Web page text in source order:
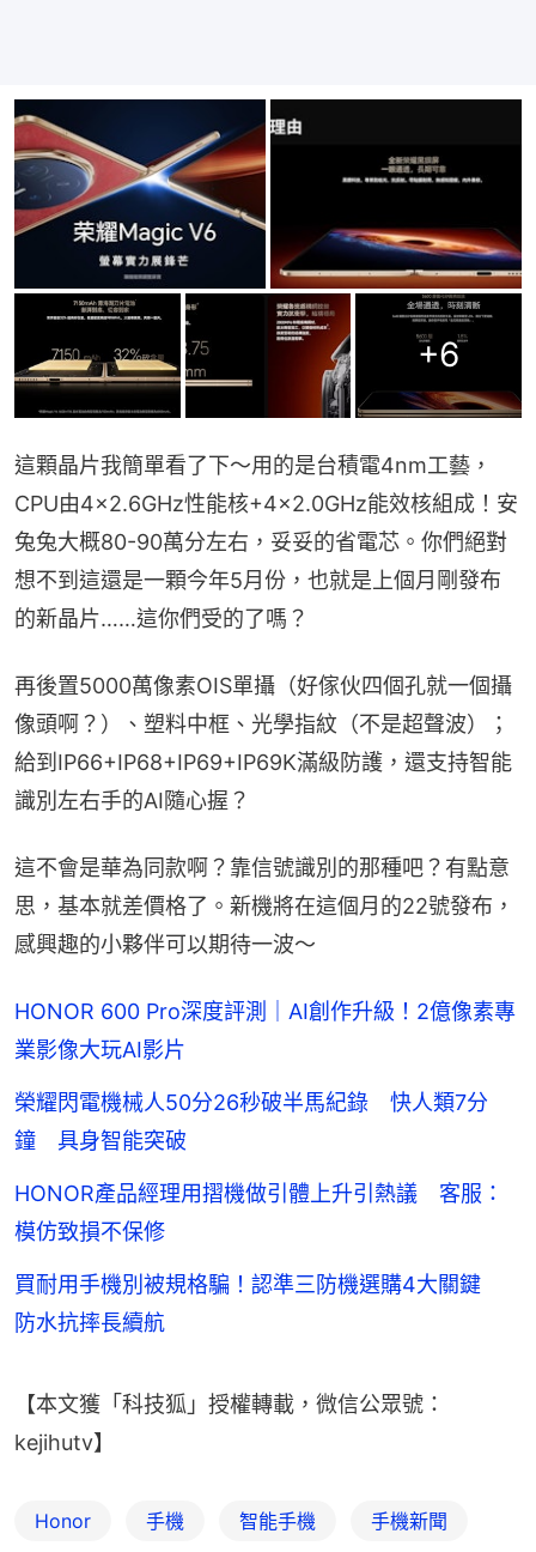
+6
這顆晶片我簡單看了下～用的是台積電4nm工藝，
CPU由4×2.6GHz性能核+4×2.0GHz能效核組成！安
兔兔大概80-90萬分左右，妥妥的省電芯。你們絕對
想不到這還是一顆今年5月份，也就是上個月剛發布
的新晶片……這你們受的了嗎？
再後置5000萬像素OIS單攝（好傢伙四個孔就一個攝
像頭啊？）、塑料中框、光學指紋（不是超聲波）；
給到IP66+IP68+IP69+IP69K滿級防護，還支持智能
識別左右手的AI隨心握？
這不會是華為同款啊？靠信號識別的那種吧？有點意
思，基本就差價格了。新機將在這個月的22號發布，
感興趣的小夥伴可以期待一波～
HONOR 600 Pro深度評測｜AI創作升級！2億像素專
業影像大玩AI影片
榮耀閃電機械人50分26秒破半馬紀錄 快人類7分
鐘 具身智能突破
HONOR產品經理用摺機做引體上升引熱議 客服：
模仿致損不保修
買耐用手機別被規格騙！認準三防機選購4大關鍵
防水抗摔長續航
【本文獲「科技狐」授權轉載，微信公眾號：
kejihutv】
Honor 手機 智能手機 手機新聞